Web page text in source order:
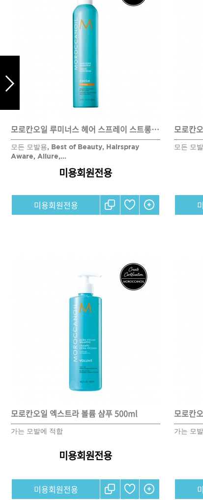
쇼핑찬스
멤
모로칸오일 루미너스 헤어 스프레이 스트롱 330ml
모든 모발용, Best of Beauty, Hairspray
Aware, Allure,…
미용회원전용
미용회원전용
모로칸
모든 모
모로칸오일 엑스트라 볼륨 샴푸 500ml
가는 모발에 적합
미용회원전용
미용회원전용
모로칸
가는 모